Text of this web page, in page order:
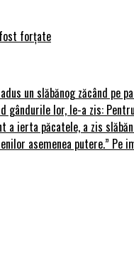
forțate
un slăbănog zăcând pe
lor, le-a zis:
a ierta păcatele, a zis
asemenea putere.” Pe